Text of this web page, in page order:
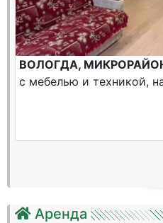
Аренда
ВОЛОГДА,
с мебелью и техникой,